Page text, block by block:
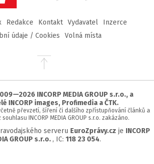
Redakce Kontakt Vydavatel
Inzerce
údaje / Cookies
Volná místa
Přejít
stránky
INCORP MEDIA GROUP s.r.o., a
INCORP images, Profimedia a ČTK.
převzetí, šíření či dalšího zpřístupňování článků a
INCORP MEDIA GROUP s.r.o. zakázáno.
serveru EuroZprávy.cz je INCORP
GROUP s.r.o. , IC: 118 23 054.